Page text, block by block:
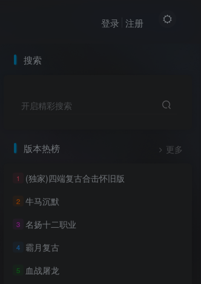
登录 注册
搜索
开启精彩搜索
版本热榜 更多
1 (独家)四端复古合击怀旧版
2 牛马沉默
3 名扬十二职业
4 霸月复古
5 血战屠龙